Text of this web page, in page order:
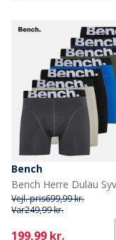
Bench
Vejl. pris699,99 kr.
Var249,99 kr.
Current
199,99 kr.